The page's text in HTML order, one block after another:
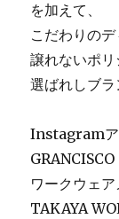
を加えて、
こだわりの
譲れないポリ
選ばれしブラ
Instagramア
ワークウェ
TAKAYA